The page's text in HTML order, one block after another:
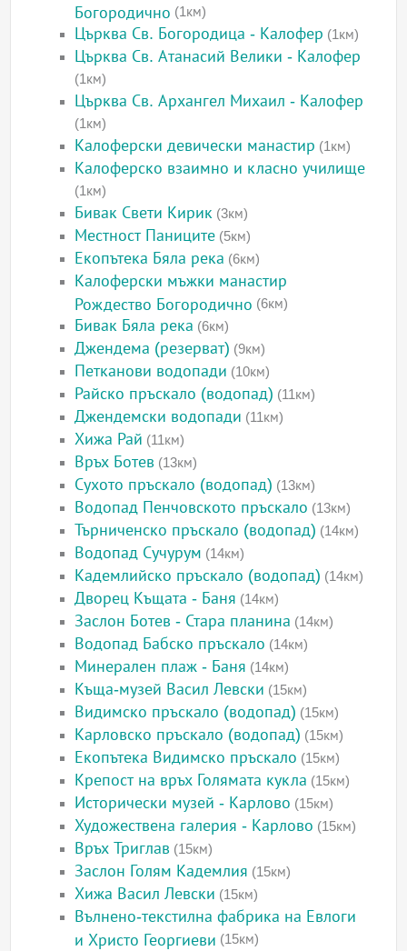
Богородично (1км)
Църква Св. Богородица - Калофер (1км)
Църква Св. Атанасий Велики - Калофер
(1км)
Църква Св. Архангел Михаил - Калофер
(1км)
Калоферски девически манастир (1км)
Калоферско взаимно и класно училище
(1км)
Бивак Свети Кирик (3км)
Местност Паниците (5км)
Екопътека Бяла река (6км)
Калоферски мъжки манастир
Рождество Богородично (6км)
Бивак Бяла река (6км)
Джендема (резерват) (9км)
Петканови водопади (10км)
Райско пръскало (водопад) (11км)
Джендемски водопади (11км)
Хижа Рай (11км)
Връх Ботев (13км)
Сухото пръскало (водопад) (13км)
Водопад Пенчовското пръскало (13км)
Търниченско пръскало (водопад) (14км)
Водопад Сучурум (14км)
Кадемлийско пръскало (водопад) (14км)
Дворец Къщата - Баня (14км)
Заслон Ботев - Стара планина (14км)
Водопад Бабско пръскало (14км)
Минерален плаж - Баня (14км)
Къща-музей Васил Левски (15км)
Видимско пръскало (водопад) (15км)
Карловско пръскало (водопад) (15км)
Екопътека Видимско пръскало (15км)
Крепост на връх Голямата кукла (15км)
Исторически музей - Карлово (15км)
Художествена галерия - Карлово (15км)
Връх Триглав (15км)
Заслон Голям Кадемлия (15км)
Хижа Васил Левски (15км)
Вълнено-текстилна фабрика на Евлоги
и Христо Георгиеви (15км)